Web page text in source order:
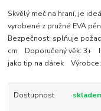
Skvělý meč na hraní, je
vyrobené z pružné EVA
Bezpečnost: splňuje
cm Doporučený věk: 3+
jako tip na dárek
Dostupnost